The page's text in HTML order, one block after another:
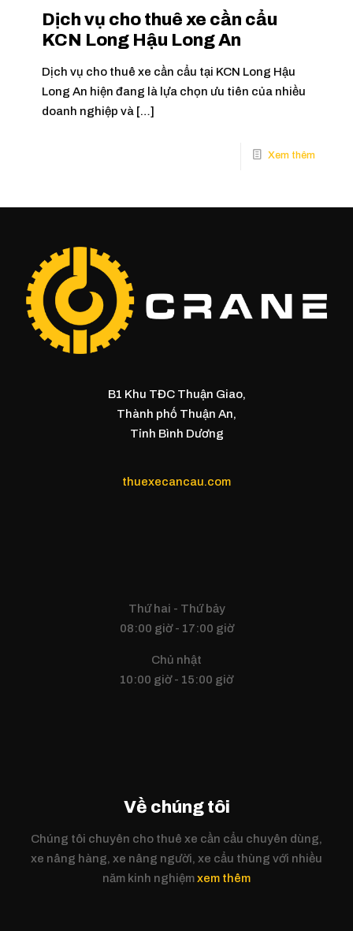
Dịch vụ cho thuê xe cần cẩu
KCN Long Hậu Long An
Dịch vụ cho thuê xe cần cẩu tại KCN Long Hậu
Long An hiện đang là lựa chọn ưu tiên của nhiều
doanh nghiệp và […]
B1 Khu TĐC Thuận Giao,
Thành phố Thuận An,
Tỉnh Bình Dương
thuexecancau.com
Thứ hai - Thứ bảy
08:00 giờ - 17:00 giờ
Chủ nhật
10:00 giờ - 15:00 giờ
Về chúng tôi
Chúng tôi chuyên cho thuê xe cần cẩu chuyên dùng,
xe nâng hàng, xe nâng người, xe cẩu thùng với nhiều
năm kinh nghiệmxem thêm